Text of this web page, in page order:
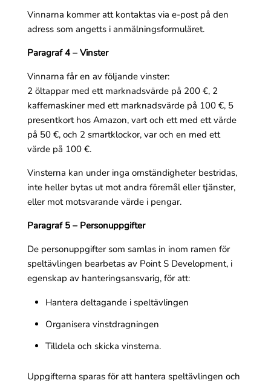
Vinnarna kommer att kontaktas via e-post på den
adress som angetts i anmälningsformuläret.
Paragraf 4 – Vinster
Vinnarna får en av följande vinster:
2 öltappar med ett marknadsvärde på 200 €, 2
kaffemaskiner med ett marknadsvärde på 100 €, 5
presentkort hos Amazon, vart och ett med ett värde
på 50 €, och 2 smartklockor, var och en med ett
värde på 100 €.
Vinsterna kan under inga omständigheter bestridas,
inte heller bytas ut mot andra föremål eller tjänster,
eller mot motsvarande värde i pengar.
Paragraf 5 – Personuppgifter
De personuppgifter som samlas in inom ramen för
speltävlingen bearbetas av Point S Development, i
egenskap av hanteringsansvarig, för att:
Hantera deltagande i speltävlingen
Organisera vinstdragningen
Tilldela och skicka vinsterna.
Uppgifterna sparas för att hantera speltävlingen och